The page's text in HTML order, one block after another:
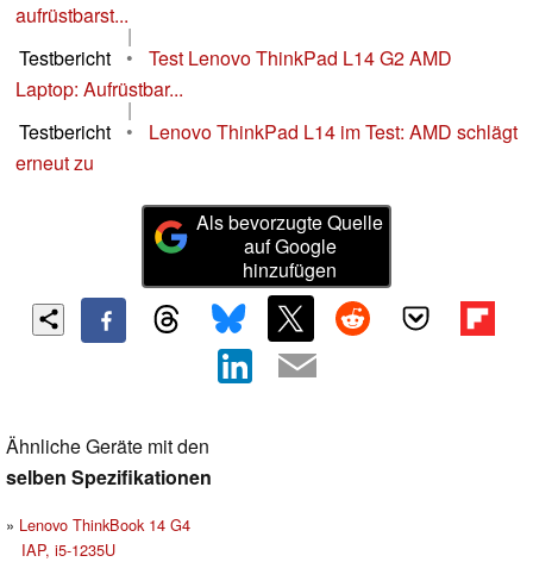
aufrüstbarst...
|
Testbericht
•
Test Lenovo ThinkPad L14 G2 AMD
Laptop: Aufrüstbar...
|
Testbericht
•
Lenovo ThinkPad L14 im Test: AMD schlägt
erneut zu
Als bevorzugte Quelle
auf Google
hinzufügen
Ähnliche Geräte mit den
selben Spezifikationen
Lenovo ThinkBook 14 G4
IAP, i5-1235U